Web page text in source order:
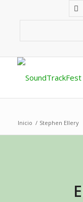
Inicio / Stephen Ellery